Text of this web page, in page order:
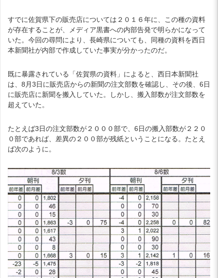
すでに佐賀県下の販売店については２０１６年に、この種の資料
が存在することが、メディア黒書への内部告発で明らかになって
いた。今回の尋問により、長崎県についても、同種の資料を西日
本新聞社が内部で作成していた事実が分かったのだ。
既に暴露されている「佐賀県の資料」によると、西日本新聞社
は、8月3日に販売店からの新聞の注文部数を確認し、その後、6日
に販売店に新聞を搬入していた。しかし、搬入部数が注文部数を
超えていた。
たとえば3日の注文部数が２０００部で、6日の搬入部数が２２０
０部であれば、差異の２００部が残紙ということになる。たとえ
ば次のように。